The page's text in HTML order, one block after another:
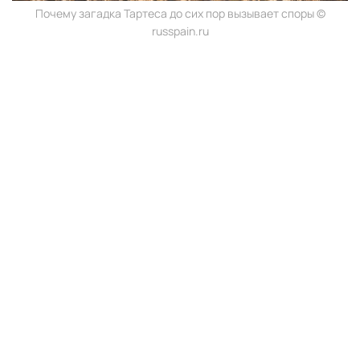
Почему загадка Тартеса до сих пор вызывает споры ©
russpain.ru